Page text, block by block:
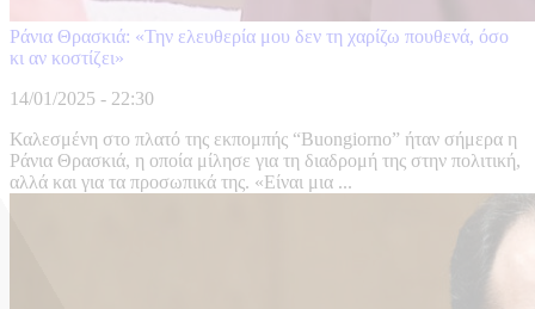
Ράνια Θρασκιά: «Την ελευθερία μου δεν τη χαρίζω πουθενά, όσο
κι αν κοστίζει»
14/01/2025 - 22:30
Καλεσμένη στο πλατό της εκπομπής “Buongiorno” ήταν σήμερα η
Ράνια Θρασκιά, η οποία μίλησε για τη διαδρομή της στην πολιτική,
αλλά και για τα προσωπικά της. «Είναι μια ...